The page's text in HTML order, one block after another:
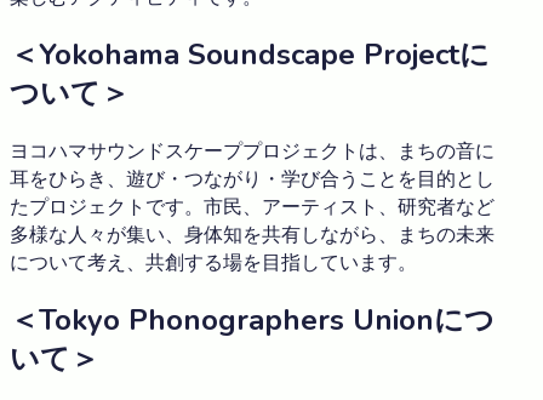
＜Yokohama Soundscape Projectに
ついて＞
ヨコハマサウンドスケーププロジェクトは、まちの音に
耳をひらき、遊び・つながり・学び合うことを目的とし
たプロジェクトです。市民、アーティスト、研究者など
多様な人々が集い、身体知を共有しながら、まちの未来
について考え、共創する場を目指しています。
＜Tokyo Phonographers Unionにつ
いて＞